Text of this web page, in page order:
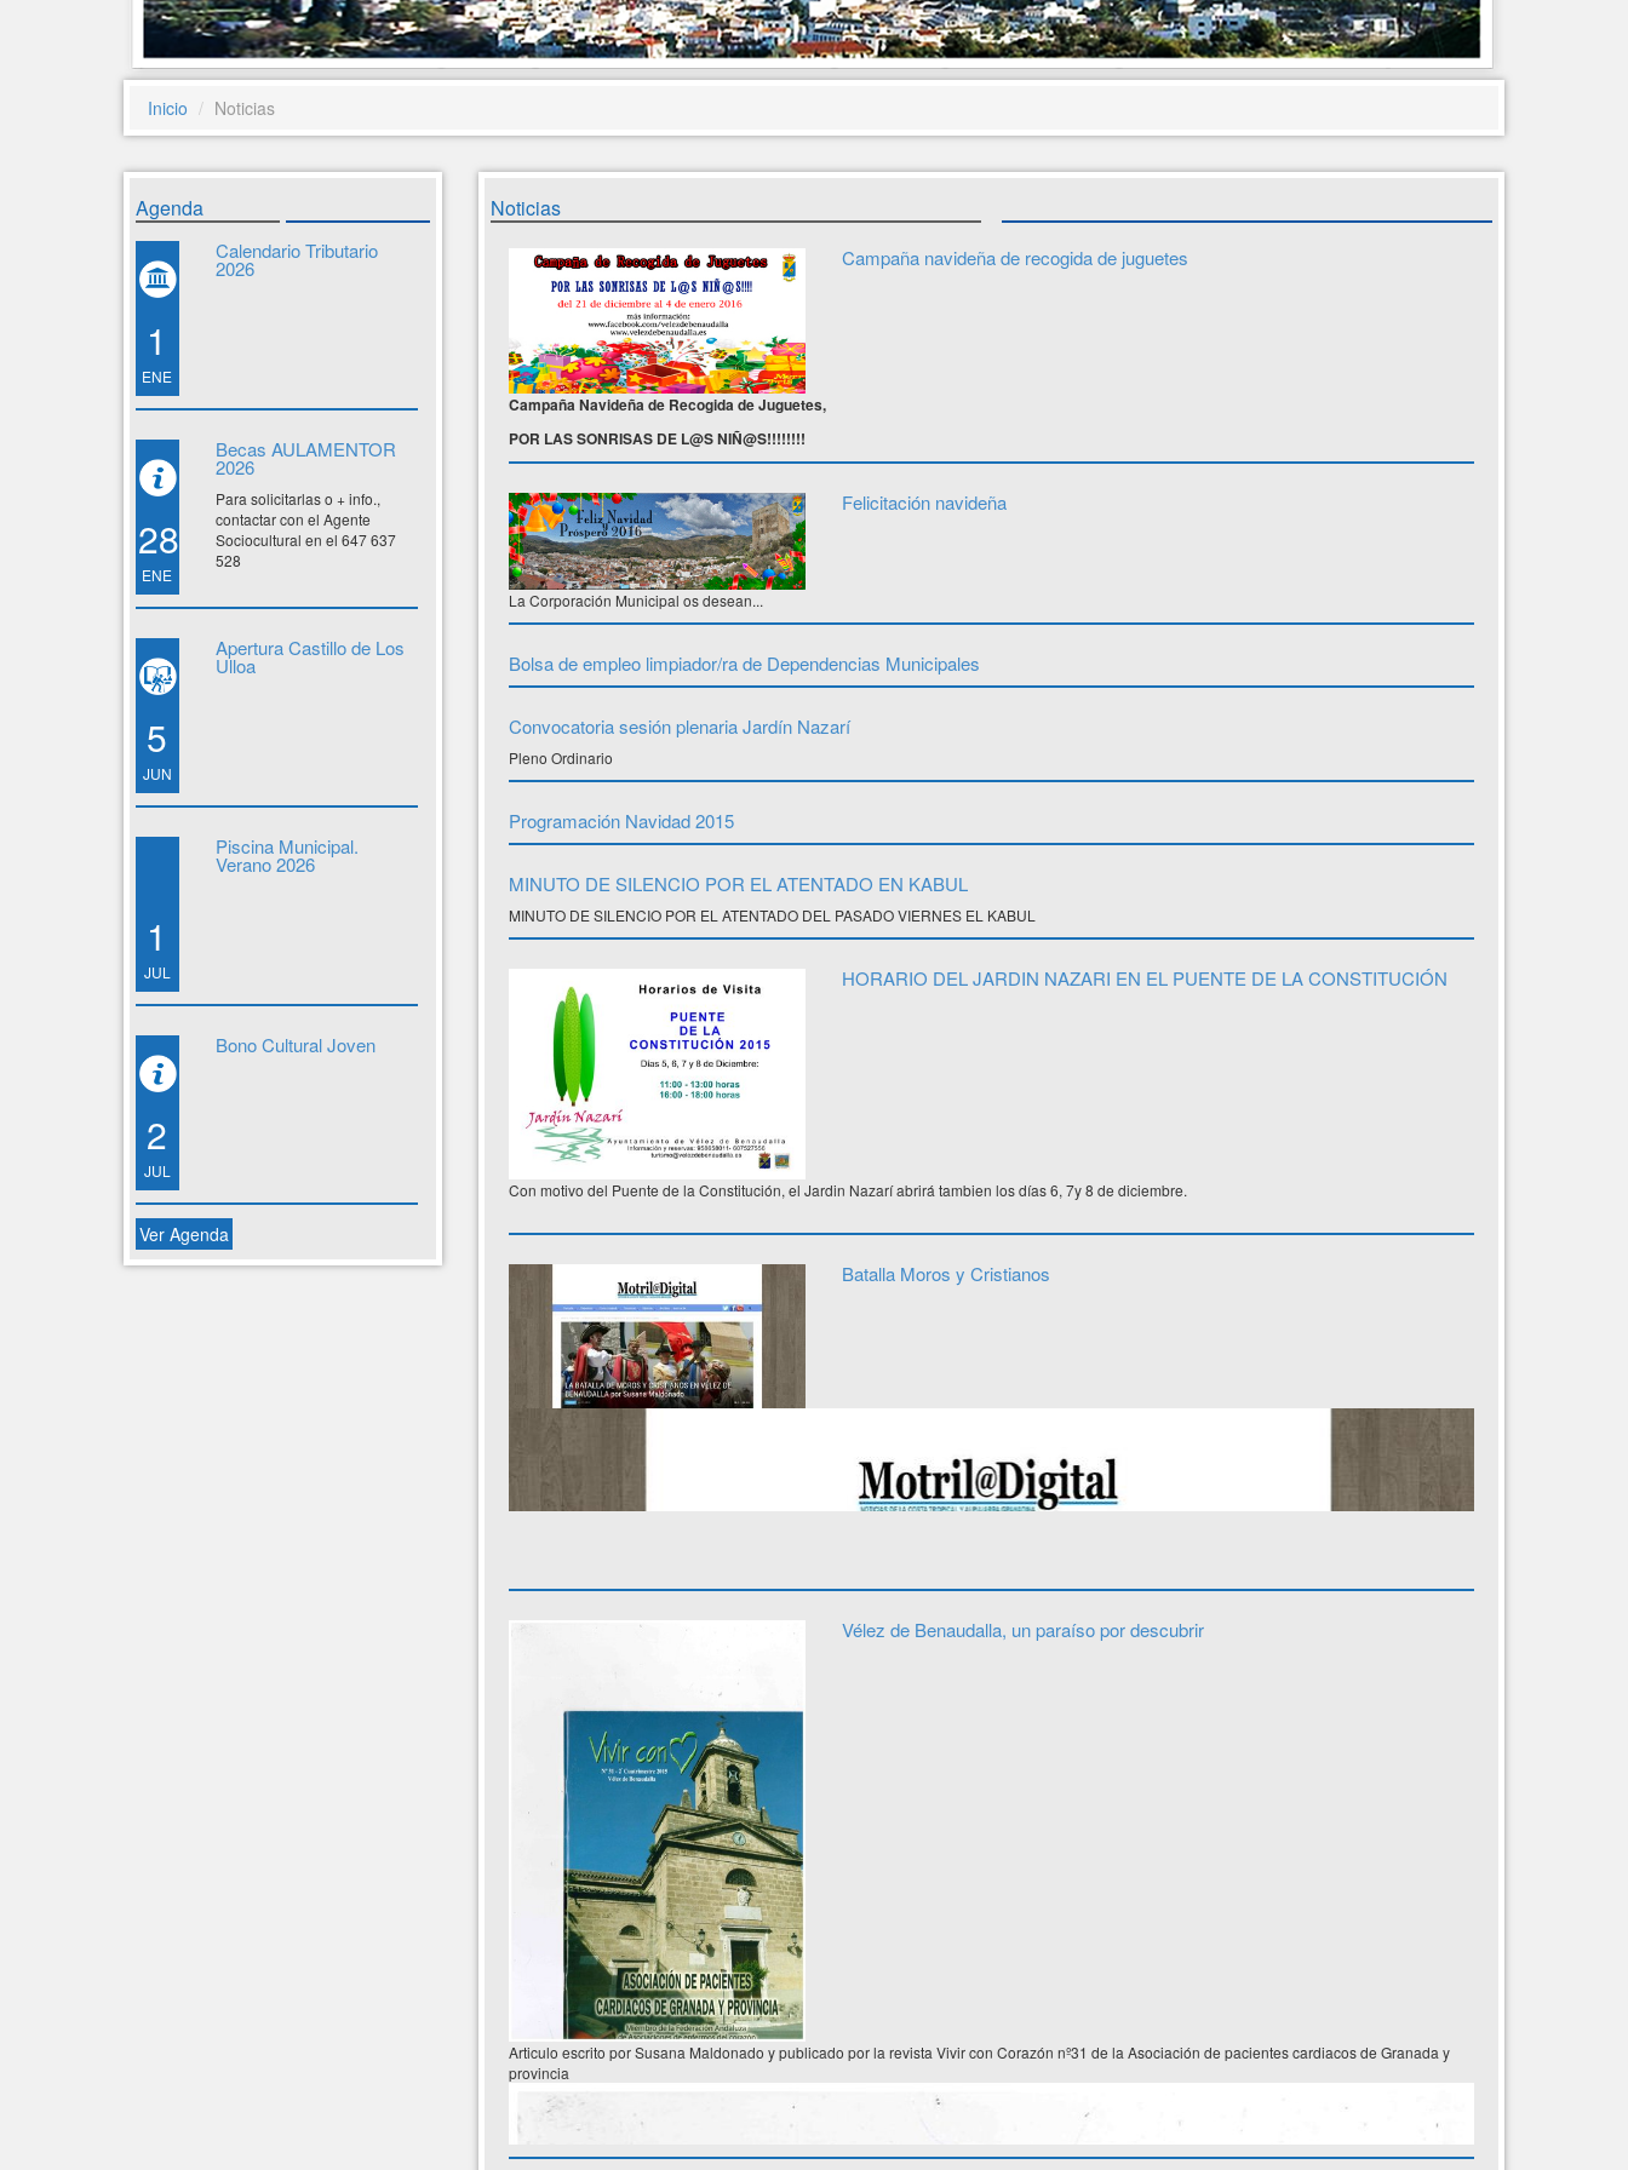
Inicio Noticias
Agenda
1
ENE
Calendario Tributario
2026
28
ENE
Becas AULAMENTOR
2026
Para solicitarlas o + info.,
contactar con el Agente
Sociocultural en el 647 637
528
5
JUN
Apertura Castillo de Los
Ulloa
1
JUL
Piscina Municipal.
Verano 2026
2
JUL
Bono Cultural Joven
Ver Agenda
Noticias
Campaña navideña de recogida de juguetes
Campaña Navideña de Recogida de Juguetes,
POR LAS SONRISAS DE L@S NIÑ@S!!!!!!!!
Felicitación navideña
La Corporación Municipal os desean...
Bolsa de empleo limpiador/ra de Dependencias Municipales
Convocatoria sesión plenaria Jardín Nazarí
Pleno Ordinario
Programación Navidad 2015
MINUTO DE SILENCIO POR EL ATENTADO EN KABUL
MINUTO DE SILENCIO POR EL ATENTADO DEL PASADO VIERNES EL KABUL
HORARIO DEL JARDIN NAZARI EN EL PUENTE DE LA CONSTITUCIÓN
Con motivo del Puente de la Constitución, el Jardin Nazarí abrirá tambien los días 6, 7y 8 de diciembre.
Batalla Moros y Cristianos
Vélez de Benaudalla, un paraíso por descubrir
Articulo escrito por Susana Maldonado y publicado por la revista Vivir con Corazón nº31 de la Asociación de pacientes cardiacos de Granada y
provincia